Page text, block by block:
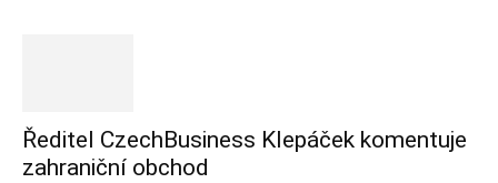
Ředitel CzechBusiness Klepáček komentuje
zahraniční obchod